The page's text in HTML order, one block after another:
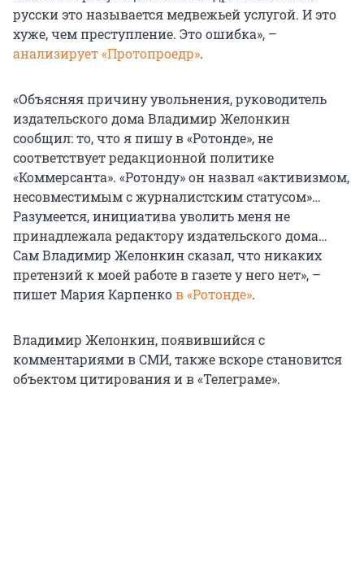
русски это называется медвежьей услугой. И это
хуже, чем преступление. Это ошибка», –
анализирует «Протопроедр».
«Объясняя причину увольнения, руководитель
издательского дома Владимир Желонкин
сообщил: то, что я пишу в «Ротонде», не
соответствует редакционной политике
«Коммерсанта». «Ротонду» он назвал «активизмом,
несовместимым с журналистским статусом»…
Разумеется, инициатива уволить меня не
принадлежала редактору издательского дома…
Сам Владимир Желонкин сказал, что никаких
претензий к моей работе в газете у него нет», –
пишет Мария Карпенков «Ротонде».
Владимир Желонкин, появившийся с
комментариями в СМИ, также вскоре становится
объектом цитирования и в «Телеграме».